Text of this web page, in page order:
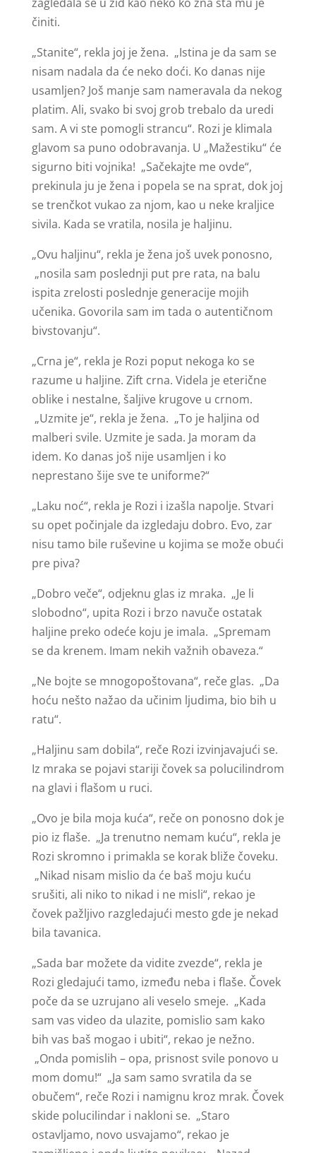
činiti.
„Stanite“, rekla joj je žena. „Istina je da sam se
nisam nadala da će neko doći. Ko danas nije
usamljen? Još manje sam nameravala da nekog
platim. Ali, svako bi svoj grob trebalo da uredi
sam. A vi ste pomogli strancu“. Rozi je klimala
glavom sa puno odobravanja. U „Mažestiku“ će
sigurno biti vojnika! „Sačekajte me ovde“,
prekinula ju je žena i popela se na sprat, dok joj
se trenčkot vukao za njom, kao u neke kraljice
sivila. Kada se vratila, nosila je haljinu.
„Ovu haljinu“, rekla je žena još uvek ponosno,
„nosila sam poslednji put pre rata, na balu
ispita zrelosti poslednje generacije mojih
učenika. Govorila sam im tada o autentičnom
bivstovanju“.
„Crna je“, rekla je Rozi poput nekoga ko se
razume u haljine. Zift crna. Videla je eterične
oblike i nestalne, šaljive krugove u crnom.
„Uzmite je“, rekla je žena. „To je haljina od
malberi svile. Uzmite je sada. Ja moram da
idem. Ko danas još nije usamljen i ko
neprestano šije sve te uniforme?“
„Laku noć“, rekla je Rozi i izašla napolje. Stvari
su opet počinjale da izgledaju dobro. Evo, zar
nisu tamo bile ruševine u kojima se može obući
pre piva?
„Dobro veče“, odjeknu glas iz mraka. „Je li
slobodno“, upita Rozi i brzo navuče ostatak
haljine preko odeće koju je imala. „Spremam
se da krenem. Imam nekih važnih obaveza.“
„Ne bojte se mnogopoštovana“, reče glas. „Da
hoću nešto nažao da učinim ljudima, bio bih u
ratu“.
„Haljinu sam dobila“, reče Rozi izvinjavajući se.
Iz mraka se pojavi stariji čovek sa polucilindrom
na glavi i flašom u ruci.
„Ovo je bila moja kuća“, reče on ponosno dok je
pio iz flaše. „Ja trenutno nemam kuću“, rekla je
Rozi skromno i primakla se korak bliže čoveku.
„Nikad nisam mislio da će baš moju kuću
srušiti, ali niko to nikad i ne misli“, rekao je
čovek pažljivo razgledajući mesto gde je nekad
bila tavanica.
„Sada bar možete da vidite zvezde“, rekla je
Rozi gledajući tamo, između neba i flaše. Čovek
poče da se uzrujano ali veselo smeje. „Kada
sam vas video da ulazite, pomislio sam kako
bih vas baš mogao i ubiti“, rekao je nežno.
„Onda pomislih – opa, prisnost svile ponovo u
mom domu!“ „Ja sam samo svratila da se
obučem“, reče Rozi i namignu kroz mrak. Čovek
skide polucilindar i nakloni se. „Staro
ostavljamo, novo usvajamo“, rekao je